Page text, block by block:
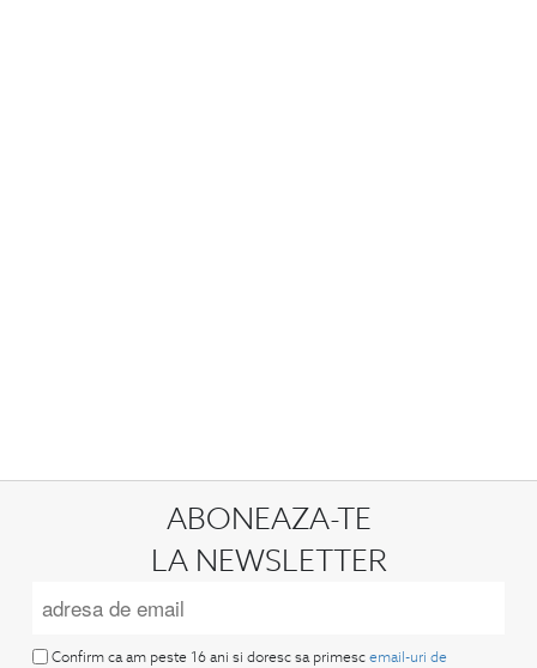
ABONEAZA-TE
LA NEWSLETTER
Confirm ca am peste 16 ani si doresc sa primesc email-uri de